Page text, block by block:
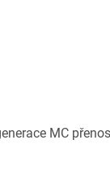
MC